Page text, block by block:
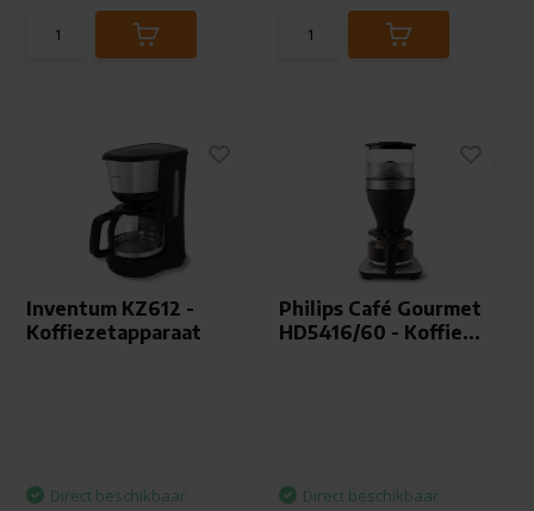
Inventum KZ612 -
Koffiezetapparaat
Direct beschikbaar
Philips Café Gourmet
HD5416/60 - Koffie...
Direct beschikbaar